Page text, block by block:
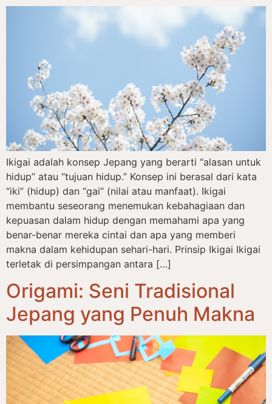
Ikigai adalah konsep Jepang yang berarti “alasan untuk
hidup” atau “tujuan hidup.” Konsep ini berasal dari kata
“iki” (hidup) dan “gai” (nilai atau manfaat). Ikigai
membantu seseorang menemukan kebahagiaan dan
kepuasan dalam hidup dengan memahami apa yang
benar-benar mereka cintai dan apa yang memberi
makna dalam kehidupan sehari-hari. Prinsip Ikigai Ikigai
terletak di persimpangan antara […]
Origami: Seni Tradisional
Jepang yang Penuh Makna